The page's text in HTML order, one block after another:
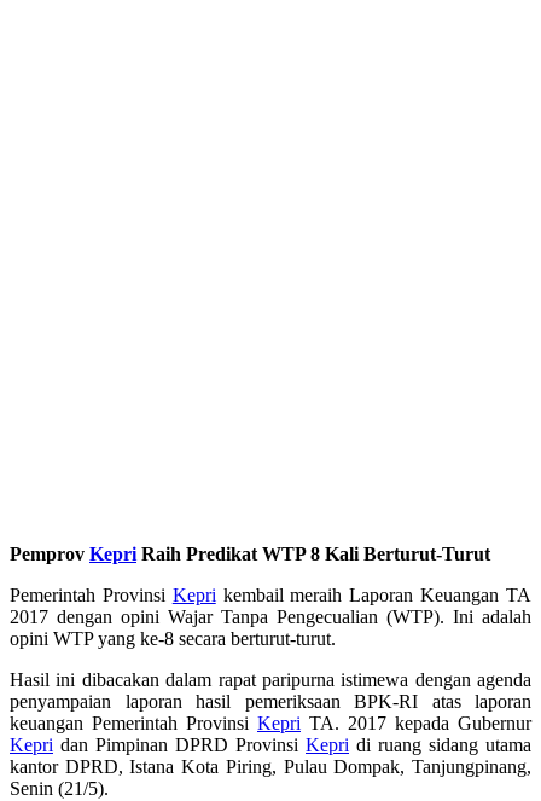
Pemprov Kepri Raih Predikat WTP 8 Kali Berturut-Turut
Pemerintah Provinsi Kepri kembail meraih Laporan Keuangan TA
2017 dengan opini Wajar Tanpa Pengecualian (WTP). Ini adalah
opini WTP yang ke-8 secara berturut-turut.
Hasil ini dibacakan dalam rapat paripurna istimewa dengan agenda
penyampaian laporan hasil pemeriksaan BPK-RI atas laporan
keuangan Pemerintah Provinsi Kepri TA. 2017 kepada Gubernur
Kepri dan Pimpinan DPRD Provinsi Kepri di ruang sidang utama
kantor DPRD, Istana Kota Piring, Pulau Dompak, Tanjungpinang,
Senin (21/5).